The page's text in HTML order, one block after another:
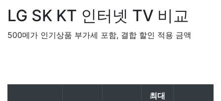
LG SK KT 인터넷 TV 비교
500메가 인기상품 부가세 포함, 결합 할인 적용 금액
최대